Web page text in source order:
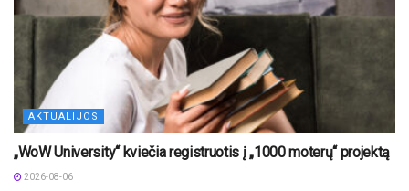
AKTUALIJOS
„WoW University“ kviečia registruotis į „1000 moterų“ projektą
2026-08-06